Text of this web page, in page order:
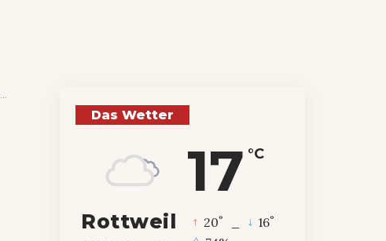
Das Wetter
17 °C
Rottweil 20° 16°